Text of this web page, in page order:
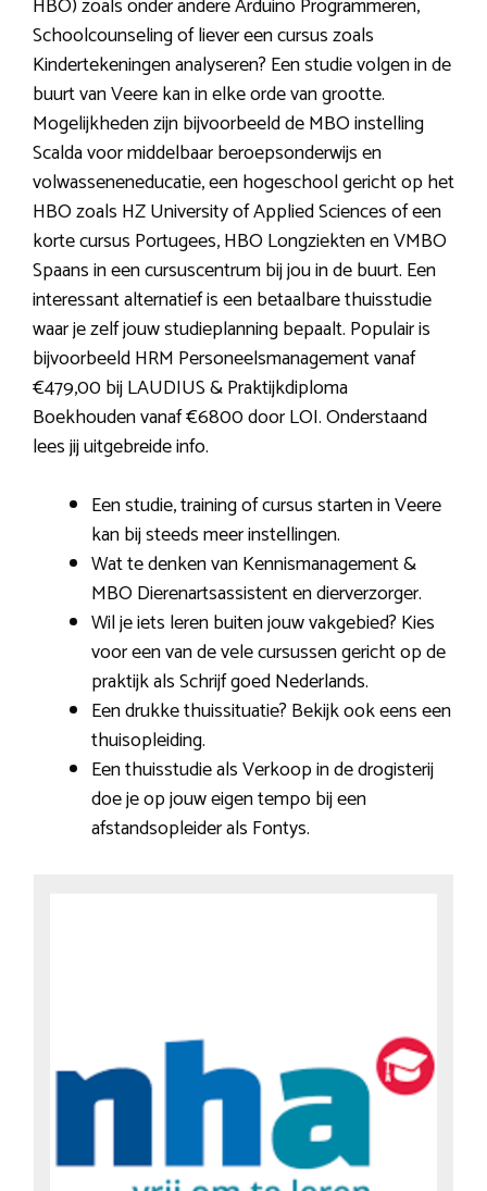
Schoolcounseling of liever een cursus zoals
Kindertekeningen analyseren? Een studie volgen in de
buurt van Veere kan in elke orde van grootte.
Mogelijkheden zijn bijvoorbeeld de MBO instelling
Scalda voor middelbaar beroepsonderwijs en
volwasseneneducatie, een hogeschool gericht op het
HBO zoals HZ University of Applied Sciences of een
korte cursus Portugees, HBO Longziekten en VMBO
Spaans in een cursuscentrum bij jou in de buurt. Een
interessant alternatief is een betaalbare thuisstudie
waar je zelf jouw studieplanning bepaalt. Populair is
bijvoorbeeld HRM Personeelsmanagement vanaf
€479,00 bij LAUDIUS & Praktijkdiploma
Boekhouden vanaf €6800 door LOI. Onderstaand
lees jij uitgebreide info.
Een studie, training of cursus starten in Veere
kan bij steeds meer instellingen.
Wat te denken van Kennismanagement &
MBO Dierenartsassistent en dierverzorger.
Wil je iets leren buiten jouw vakgebied? Kies
voor een van de vele cursussen gericht op de
praktijk als Schrijf goed Nederlands.
Een drukke thuissituatie? Bekijk ook eens een
thuisopleiding.
Een thuisstudie als Verkoop in de drogisterij
doe je op jouw eigen tempo bij een
afstandsopleider als Fontys.